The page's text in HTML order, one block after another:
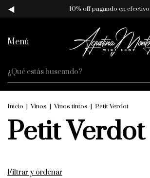
10% off pagando en efectivo
Menú
Inicio | Vinos | Vinos tintos | Petit Verdot
Petit Verdot
Filtrar y ordenar